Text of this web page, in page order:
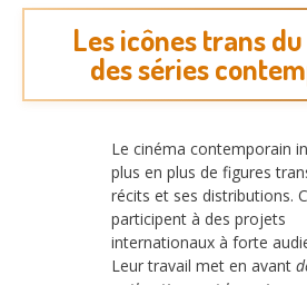
Les icônes trans
des séries
Le cinéma contemporain
plus en plus de figures
récits et ses distributions.
participent à des projets
internationaux à forte
Leur travail met en avant